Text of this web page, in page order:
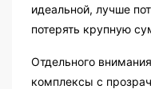
идеальной, лучше
потерять крупную
Отдельного
комплексы с